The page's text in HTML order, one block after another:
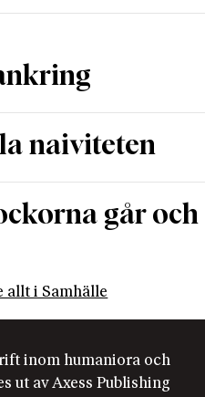
naiviteten
går och
allt i Samhälle
inom humaniora och
ut av Axess Publishing